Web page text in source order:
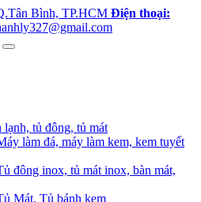
Bình, TP.HCM Điện thoại:
tủ đông, tủ mát
làm đá, máy làm kem, kem tuyết
đông inox, tủ mát inox, bàn mát,
Mát, Tủ bánh kem